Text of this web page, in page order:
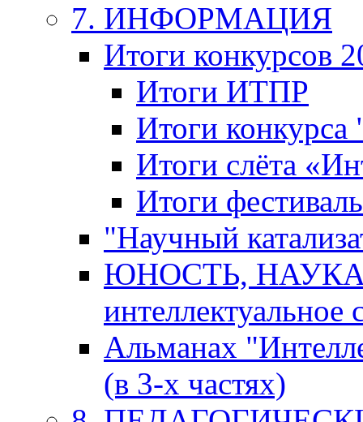
7. ИНФОРМАЦИЯ
Итоги конкурсов
Итоги ИТПР
Итоги
Итоги слёта
Итоги
"Научный
ЮНОСТЬ,
интеллектуальное
Альманах
(в 3-х частях)